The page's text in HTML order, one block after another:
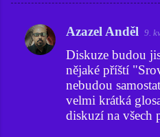
K
Azazel Anděl 9.
Diskuze budou
nějaké příští
nebudou
velmi krátká
diskuzí na všech